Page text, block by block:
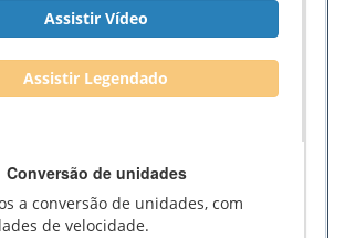
Assistir Vídeo
Assistir Legendado
Conversão de unidades
a conversão de unidades, com
de velocidade.